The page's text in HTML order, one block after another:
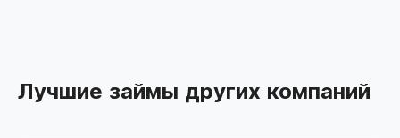
Лучшие займы других компаний